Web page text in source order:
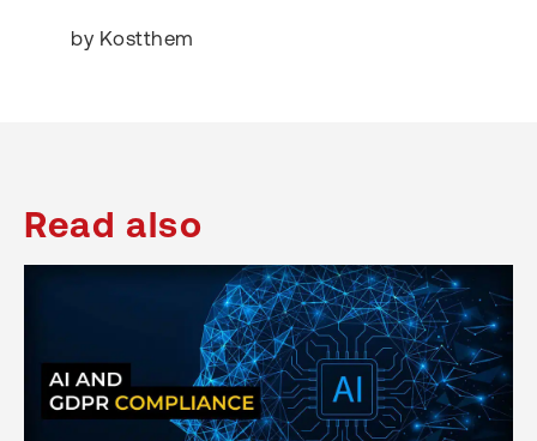
by Kostthem
Read also